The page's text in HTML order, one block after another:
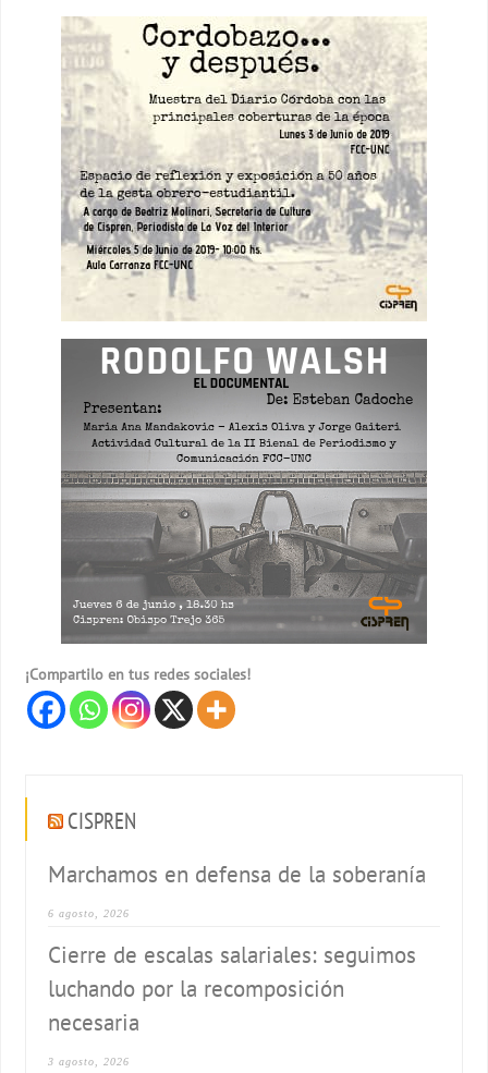
¡Compartilo en tus redes sociales!
CISPREN
Marchamos en defensa de la soberanía
6 agosto, 2026
Cierre de escalas salariales: seguimos
luchando por la recomposición
necesaria
3 agosto, 2026